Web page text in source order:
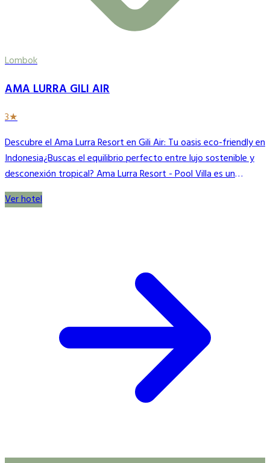
Lombok
AMA LURRA GILI AIR
3★
Descubre el Ama Lurra Resort en Gili Air: Tu oasis eco-friendly en
Indonesia¿Buscas el equilibrio perfecto entre lujo sostenible y
desconexión tropical? Ama Lurra Resort - Pool Villa es un
exclusivo complejo boutique de 5 estrellas en primera línea de
playa en Gili Air, Lombok. Diseñado bajo un concepto eco-
Ver hotel